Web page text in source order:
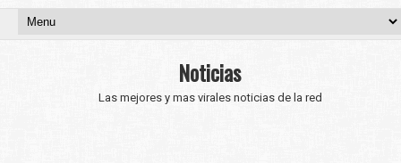
Noticias
Las mejores y mas virales noticias de la red